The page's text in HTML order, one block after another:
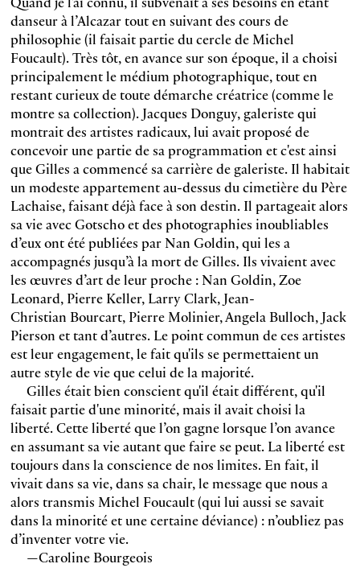
danseur à l’Alcazar tout en suivant des cours de
philosophie (il faisait partie du cercle de Michel
Foucault). Très tôt, en avance sur son époque, il a choisi
principalement le médium photographique, tout en
restant curieux de toute démarche créatrice (comme le
montre sa collection). Jacques Donguy, galeriste qui
montrait des artistes radicaux, lui avait proposé de
concevoir une partie de sa programmation et c'est ainsi
que Gilles a commencé sa carrière de galeriste. Il habitait
un modeste appartement au-dessus du cimetière du Père
Lachaise, faisant déjà face à son destin. Il partageait alors
sa vie avec Gotscho et des photographies inoubliables
d’eux ont été publiées par Nan Goldin, qui les a
accompagnés jusqu’à la mort de Gilles. Ils vivaient avec
les œuvres d’art de leur proche : Nan Goldin, Zoe
Leonard, Pierre Keller, Larry Clark, Jean-
Christian Bourcart, Pierre Molinier, Angela Bulloch, Jack
Pierson et tant d’autres. Le point commun de ces artistes
est leur engagement, le fait qu'ils se permettaient un
autre style de vie que celui de la majorité.
Gilles était bien conscient qu'il était différent, qu'il
faisait partie d'une minorité, mais il avait choisi la
liberté. Cette liberté que l’on gagne lorsque l’on avance
en assumant sa vie autant que faire se peut. La liberté est
toujours dans la conscience de nos limites. En fait, il
vivait dans sa vie, dans sa chair, le message que nous a
alors transmis Michel Foucault (qui lui aussi se savait
dans la minorité et une certaine déviance) : n’oubliez pas
d’inventer votre vie.
—Caroline Bourgeois